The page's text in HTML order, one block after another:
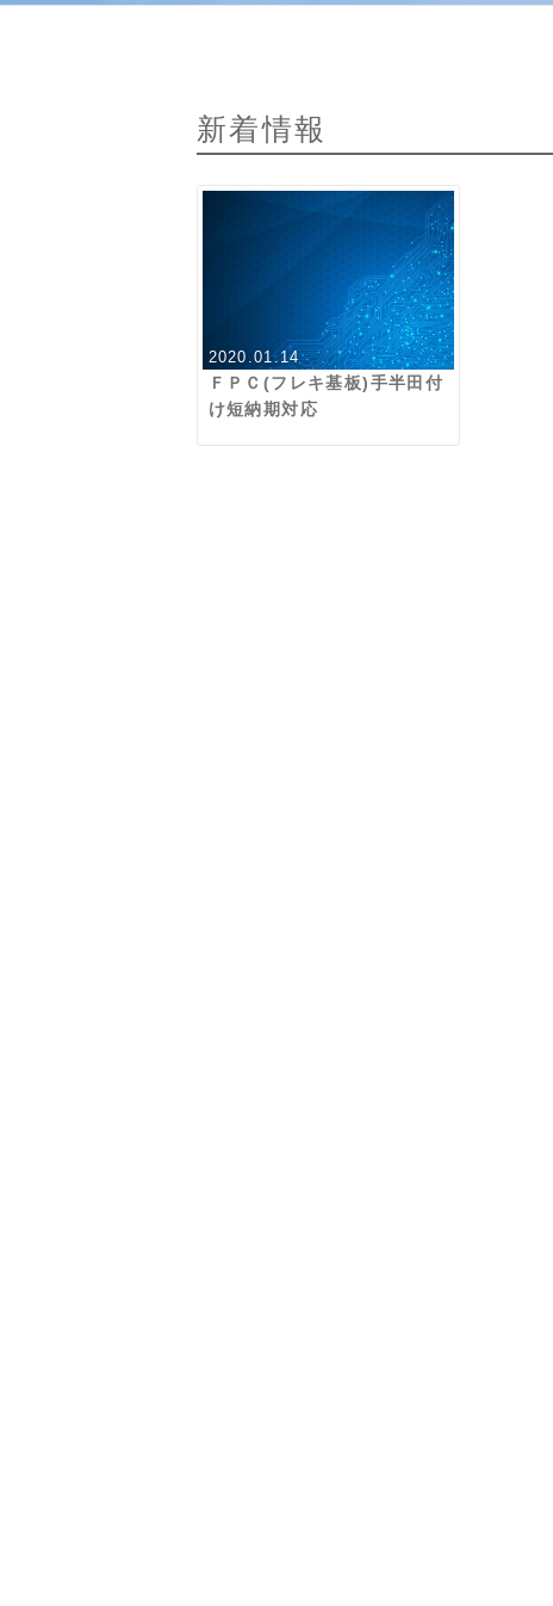
新着情報
2020.01.14
ＦＰＣ(フレキ基板)手半田付
け短納期対応